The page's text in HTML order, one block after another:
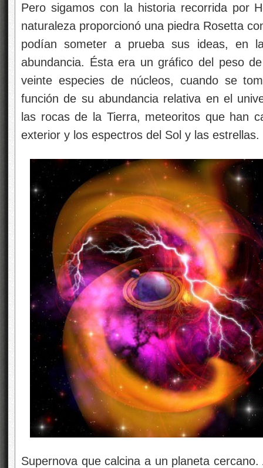
Pero sigamos con la historia recorrida por
naturaleza proporcionó una piedra Rosetta
podían someter a prueba sus ideas, en
abundancia. Ésta era un gráfico del peso
veinte especies de núcleos, cuando se
función de su abundancia relativa en el
las rocas de la Tierra, meteoritos que han
exterior y los espectros del Sol y las estrellas.
Supernova que calcina a un planeta